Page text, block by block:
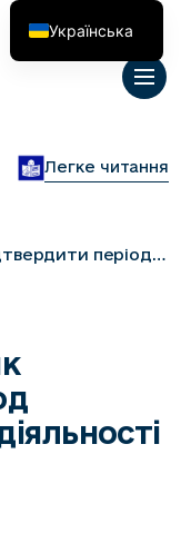
Легке читання
період
Українська
English